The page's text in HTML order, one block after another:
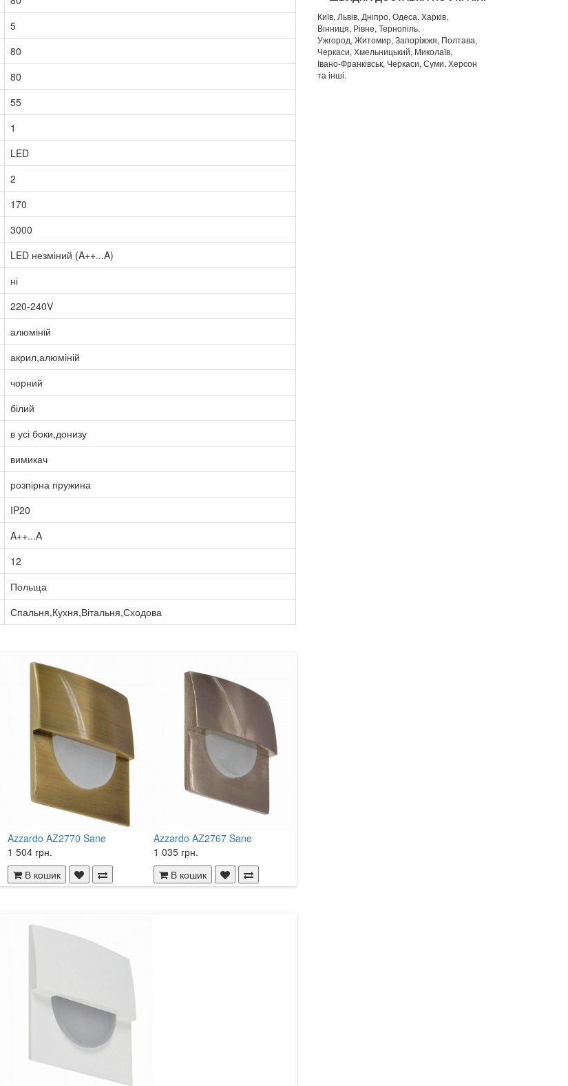
5
80
80
55
1
LED
2
170
3000
LED незміний (A++...A)
ні
220-240V
алюміній
акрил,алюміній
чорний
білий
в усі боки,донизу
вимикач
розпірна пружина
IP20
A++...A
12
Польща
Спальня,Кухня,Вітальня,Сходова
Azzardo AZ2770 Sane
1 504 грн.
В кошик
Azzardo AZ2767 Sane
1 035 грн.
В кошик
Київ, Львів, Дніпро, Одеса, Харків,
Вінниця, Рівне, Тернопіль,
Ужгород, Житомир, Запоріжжя, Полтава,
Черкаси, Хмельницький, Миколаїв,
Івано-Франківськ, Черкаси, Суми, Херсон
та інші.